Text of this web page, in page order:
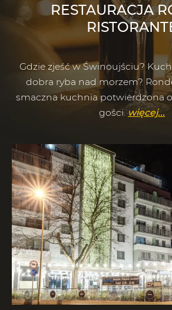
RESTAURACJA
Gdzie zjeść w Świnoujściu?
dobra ryba nad morzem?
smaczna kuchnia potwierdzona
gości. więcej...